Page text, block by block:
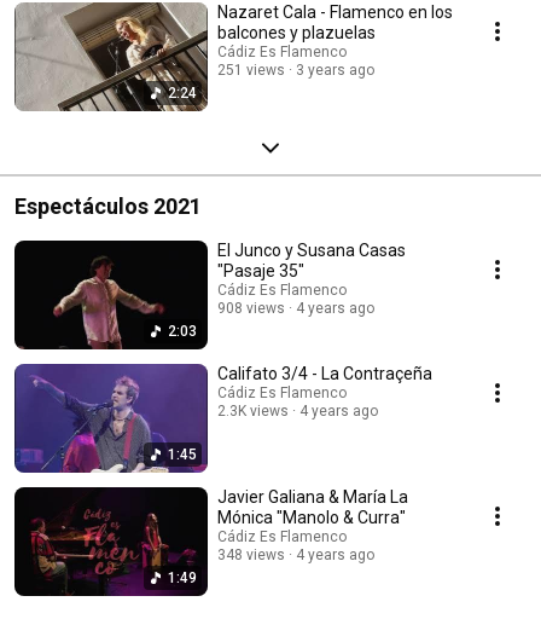
2:24
Nazaret Cala - Flamenco en los
balcones y plazuelas
Cádiz Es Flamenco
251 views
3 years ago
Espectáculos 2021
2:03
El Junco y Susana Casas
"Pasaje 35"
Cádiz Es Flamenco
908 views
4 years ago
1:45
Califato 3/4 - La Contraçeña
Cádiz Es Flamenco
2.3K views
4 years ago
1:49
Javier Galiana & María La
Mónica "Manolo & Curra"
Cádiz Es Flamenco
348 views
4 years ago